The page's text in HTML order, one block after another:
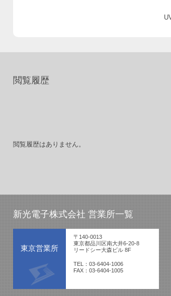
閲覧履歴
閲覧履歴はありません。
新光電子株式会社 営業所一覧
東京営業所
〒140-0013
東京都品川区南大井6-20-8
リードシー大森ビル 8F
TEL：03-6404-1006
FAX：03-6404-1005